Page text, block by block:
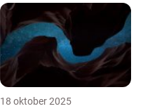
18 oktober 2025